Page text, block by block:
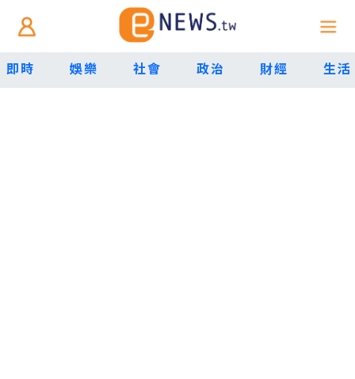
即時 娛樂 社會 政治 財經 生活